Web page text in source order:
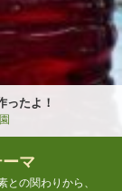
ったよ！
マ
との関わりから、